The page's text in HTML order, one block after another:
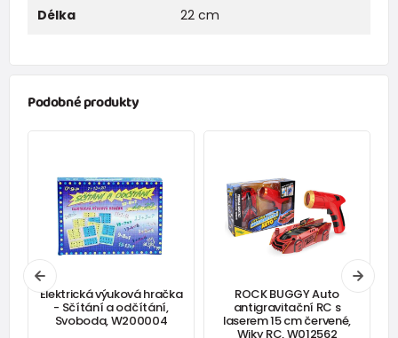
Délka
22 cm
Podobné produkty
Elektrická výuková hračka
- Sčítání a odčítání,
Svoboda, W200004
ROCK BUGGY Auto
antigravitační RC s
laserem 15 cm červené,
Wiky RC, W012562